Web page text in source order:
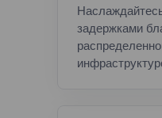
задержками